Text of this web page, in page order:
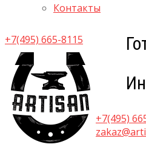
Контакты
+7(495) 665-8115
+7(495)